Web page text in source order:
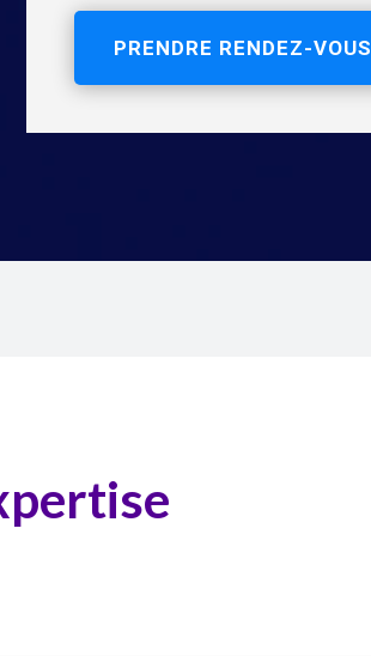
PRENDRE RENDEZ-VOUS